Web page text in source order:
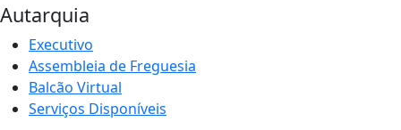
Autarquia
Executivo
Assembleia de Freguesia
Balcão Virtual
Serviços Disponíveis